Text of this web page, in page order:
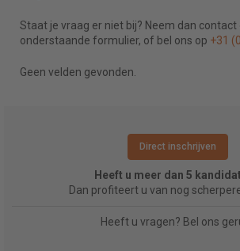
Staat je vraag er niet bij? Neem dan
onderstaande formulier, of bel ons op +31
Geen velden gevonden.
Direct inschrijven
Heeft u meer dan 5
Dan profiteert u van nog
Heeft u vragen? Bel ons